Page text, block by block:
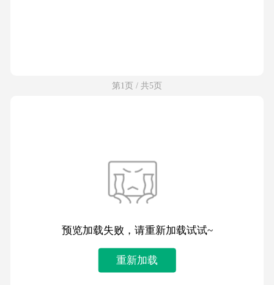
第1页 / 共5页
预览加载失败，请重新加载试试~
重新加载